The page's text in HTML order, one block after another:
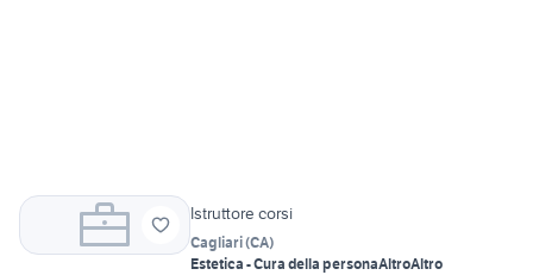
Istruttore corsi
Cagliari(CA)
Estetica - Cura della personaAltroAltro